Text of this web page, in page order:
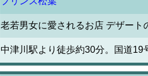
老若男女に愛されるお店 デザート
中津川駅より徒歩約30分。国道19